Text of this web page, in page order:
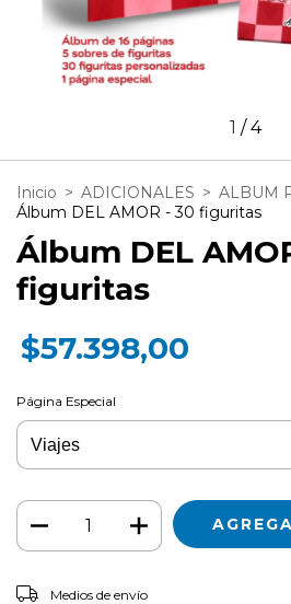
1 /4
Inicio > ADICIONALES > ALBUM
Álbum DEL AMOR - 30 figuritas
Álbum DEL
figuritas
$57.398,00
Página Especial
Entregas para el CP:
Medios de envío